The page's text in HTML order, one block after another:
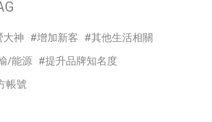
大神 增加新客
其他生活相關
/能源
提升品牌知名度
帳號